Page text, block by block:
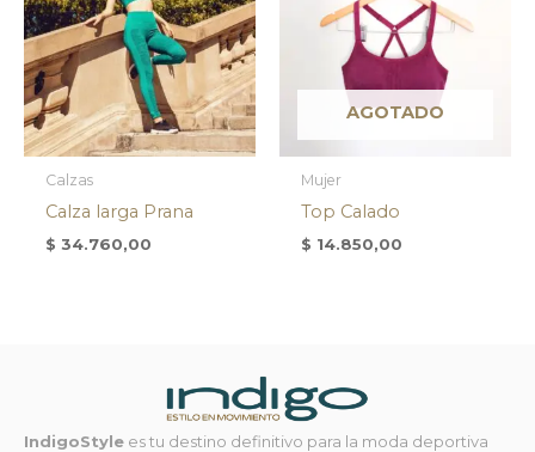
Calzas
Calza larga Prana
$ 34.760,00
AGOTADO
Mujer
Top Calado
$ 14.850,00
IndigoStyle es tu destino definitivo para la moda deportiva